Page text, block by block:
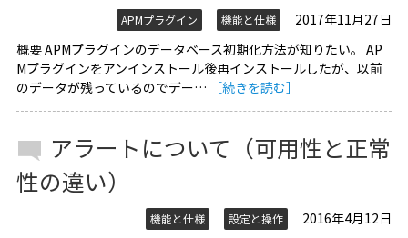
APMプラグイン 機能と仕様
2017年11月27日
概要 APMプラグインのデータベース初期化方法が知りたい。 AP
Mプラグインをアンインストール後再インストールしたが、以前
のデータが残っているのでデー…
［続きを読む］
アラートについて（可用性と正常
性の違い）
機能と仕様 設定と操作
2016年4月12日